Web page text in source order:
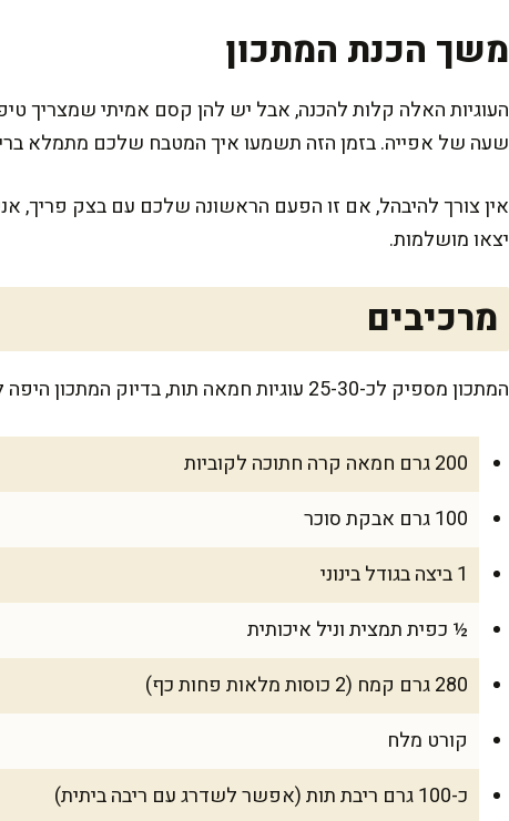
משך הכנת המתכון
שעה של אפייה. בזמן הזה תשמעו איך המטבח שלכם מתמלא
אין צורך להיבהל, אם זו הפעם הראשונה שלכם עם בצק פריך,
יצאו מושלמות.
מרכיבים
המתכון מספיק לכ-25-30 עוגיות חמאה תות, בדיוק המתכון היפה לשבת רגועה עם כוס תה חם, או כשהאורחים קופצים במפתיע.
200 גרם חמאה קרה חתוכה לקוביות
100 גרם אבקת סוכר
1 ביצה בגודל בינוני
½ כפית תמצית וניל איכותית
280 גרם קמח (2 כוסות מלאות פחות כף)
קורט מלח
כ-100 גרם ריבת תות (אפשר לשדרג עם ריבה ביתית)